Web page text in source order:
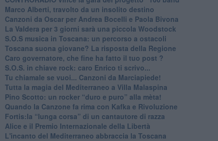
Marco Alberti, travolto da un insolito destino
Canzoni da Oscar per Andrea Bocelli e Paola Bivona
La Valdera per 3 giorni sarà una piccola Woodstock
S.O.S musica in Toscana: un percorso a ostacoli
​Toscana suona giovane? La risposta della Regione
Caro governatore, che fine ha fatto il tuo post ?
S.O.S. in chiave rock: caro Enrico ti scrivo...
Tu chiamale se vuoi... Canzoni da Marciapiede!
​Tutta la magia del Mediterraneo a Villa Malaspina
​Pino Scotto: un rocker “duro e puro” alla mèta!
​Quando la Canzone fa rima con Kafka e Rivoluzione
​Fortis:la “lunga corsa” di un cantautore di razza
Alice e il Premio Internazionale della Libertà
​L'incanto del Mediterraneo abbraccia la Toscana